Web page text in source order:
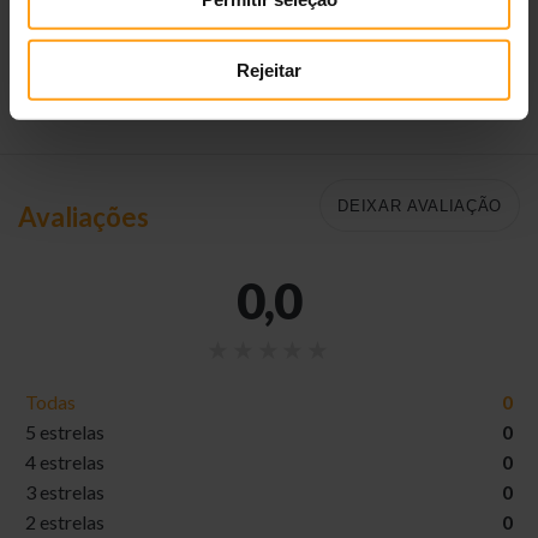
Rejeitar
- Baixas em calorias, só 2kcal/peça
Avaliações DEIXAR AVALIAÇÃO
0,0
Todas
0
5 estrelas
0
4 estrelas
0
3 estrelas
0
2 estrelas
0